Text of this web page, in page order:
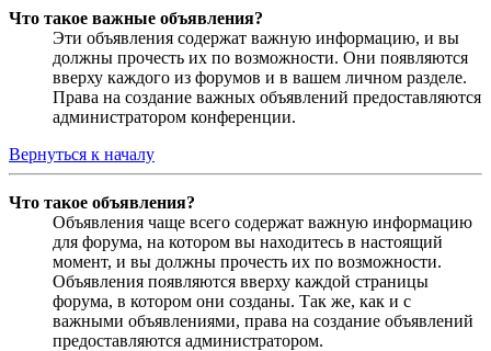
Что такое важные объявления?
Эти объявления содержат важную информацию, и вы
должны прочесть их по возможности. Они появляются
вверху каждого из форумов и в вашем личном разделе.
Права на создание важных объявлений предоставляются
администратором конференции.
Вернуться к началу
Что такое объявления?
Объявления чаще всего содержат важную информацию
для форума, на котором вы находитесь в настоящий
момент, и вы должны прочесть их по возможности.
Объявления появляются вверху каждой страницы
форума, в котором они созданы. Так же, как и с
важными объявлениями, права на создание объявлений
предоставляются администратором.